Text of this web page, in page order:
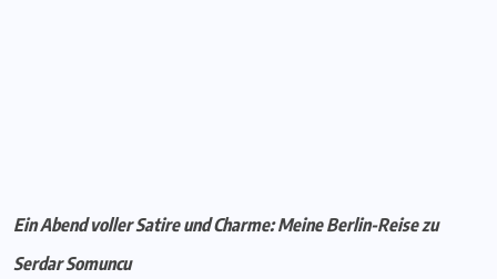
Ein Abend voller Satire und Charme: Meine Berlin-Reise zu
Serdar Somuncu